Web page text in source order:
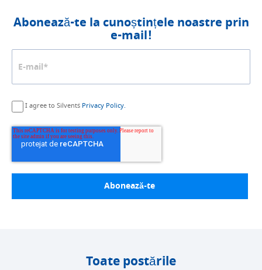
Abonează-te la cunoștințele noastre prin
e-mail!
I agree to Silvent´s Privacy Policy.
Toate postările